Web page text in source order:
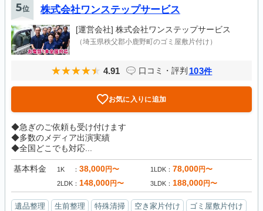
5位 株式会社ワンステップサービス
[運営会社] 株式会社ワンステップサービス
（埼玉県秩父郡小鹿野町のゴミ屋敷片付け）
4.91 口コミ・評判 103件
お気に入りに追加
◆急ぎのご依頼も受け付けます
◆多数のメディア出演実績
◆全国どこでも対応...
基本料金 1K 38,000円〜 1LDK 78,000円〜
2LDK 148,000円〜 3LDK 188,000円〜
遺品整理 生前整理 特殊清掃 空き家片付け
ゴミ屋敷片付け